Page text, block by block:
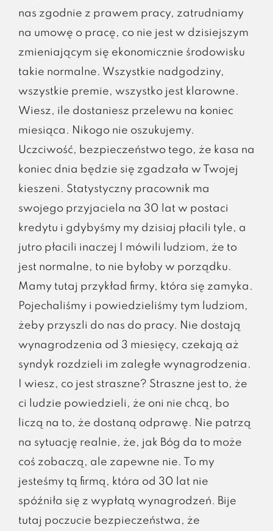
nas zgodnie z prawem pracy, zatrudniamy
na umowę o pracę, co nie jest w dzisiejszym
zmieniającym się ekonomicznie środowisku
takie normalne. Wszystkie nadgodziny,
wszystkie premie, wszystko jest klarowne.
Wiesz, ile dostaniesz przelewu na koniec
miesiąca. Nikogo nie oszukujemy.
Uczciwość, bezpieczeństwo tego, że kasa na
koniec dnia będzie się zgadzała w Twojej
kieszeni. Statystyczny pracownik ma
swojego przyjaciela na 30 lat w postaci
kredytu i gdybyśmy my dzisiaj płacili tyle, a
jutro płacili inaczej I mówili ludziom, że to
jest normalne, to nie byłoby w porządku.
Mamy tutaj przykład firmy, która się zamyka.
Pojechaliśmy i powiedzieliśmy tym ludziom,
żeby przyszli do nas do pracy. Nie dostają
wynagrodzenia od 3 miesięcy, czekają aż
syndyk rozdzieli im zaległe wynagrodzenia.
I wiesz, co jest straszne? Straszne jest to, że
ci ludzie powiedzieli, że oni nie chcą, bo
liczą na to, że dostaną odprawę. Nie patrzą
na sytuację realnie, że, jak Bóg da to może
coś zobaczą, ale zapewne nie. To my
jesteśmy tą firmą, która od 30 lat nie
spóźniła się z wypłatą wynagrodzeń. Bije
tutaj poczucie bezpieczeństwa, że